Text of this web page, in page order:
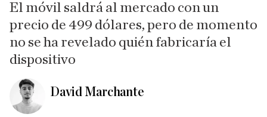
El móvil saldrá al mercado con un
precio de 499 dólares, pero de momento
no se ha revelado quién fabricaría el
dispositivo
David Marchante